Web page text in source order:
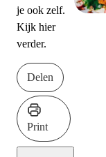
je ook zelf.
Kijk hier
verder.
Delen
Print